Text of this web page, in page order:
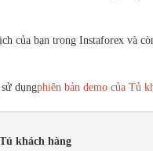
của bạn trong Instaforex và
dụngphiên bản demo của Tủ
khách hàng